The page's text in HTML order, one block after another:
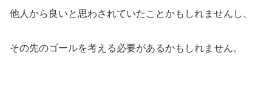
他人から良いと思わされていたことかもしれませんし、
その先のゴールを考える必要があるかもしれません。